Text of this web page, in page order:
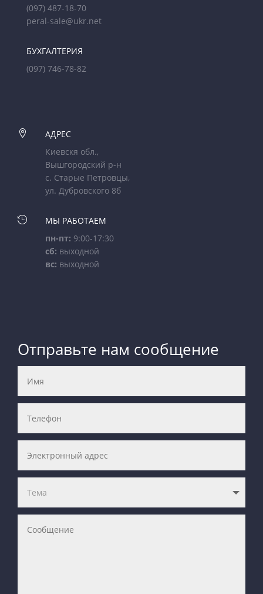
(097) 487-18-70
peral-sale@ukr.net
БУХГАЛТЕРИЯ
(097) 746-78-82

АДРЕС
Киевскя обл.,
Вышгородский р-н
с. Старые Петровцы,
ул. Дубровского 8б

МЫ РАБОТАЕМ
пн-пт: 9:00-17:30
сб: выходной
вс: выходной
Отправьте нам сообщение